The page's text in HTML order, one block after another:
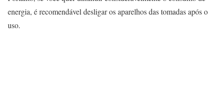
energia, é recomendável desligar os aparelhos das tomadas após o
uso.